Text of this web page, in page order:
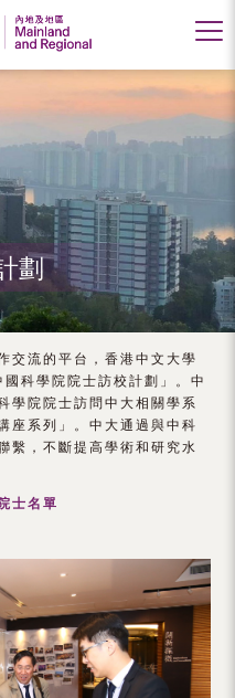
劃
交流的平台，香港中文大學
科學院院士訪校計劃」。中
學院院士訪問中大相關學系
座系列」。中大通過與中科
繫，不斷提高學術和研究水
士名單